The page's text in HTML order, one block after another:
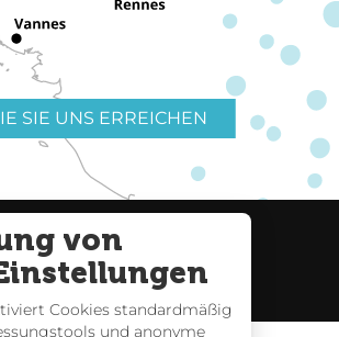
SIE UNS ERREICHEN
Links
Seitenverzeichnis
von
Cookies standardmäßig
und anonyme